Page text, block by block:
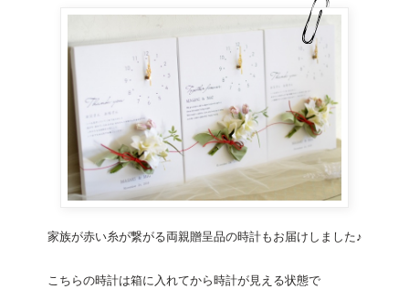
家族が赤い糸が繋がる両親贈呈品の時計もお届けしました♪
こちらの時計は箱に入れてから時計が見える状態で